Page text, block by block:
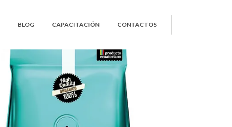
BLOG CAPACITACIÓN CONTACTOS